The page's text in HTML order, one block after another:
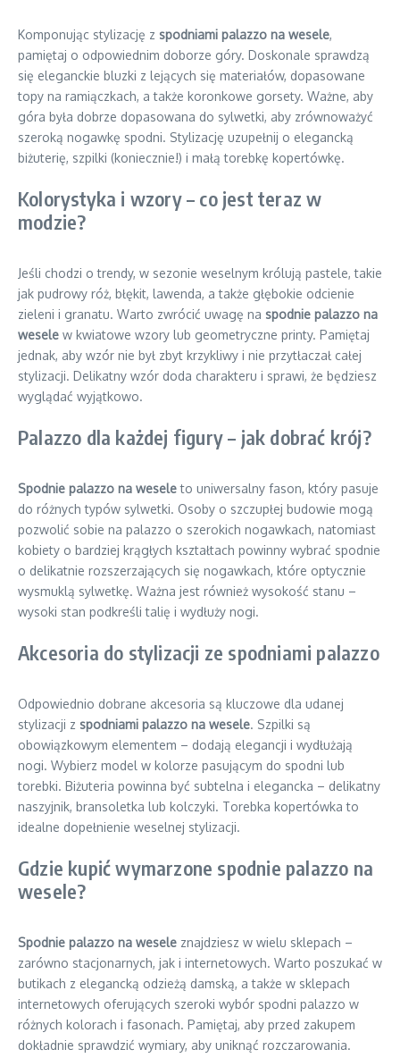
Komponując stylizację z spodniami palazzo na wesele,
pamiętaj o odpowiednim doborze góry. Doskonale sprawdzą
się eleganckie bluzki z lejących się materiałów, dopasowane
topy na ramiączkach, a także koronkowe gorsety. Ważne, aby
góra była dobrze dopasowana do sylwetki, aby zrównoważyć
szeroką nogawkę spodni. Stylizację uzupełnij o elegancką
biżuterię, szpilki (koniecznie!) i małą torebkę kopertówkę.
Kolorystyka i wzory – co jest teraz w
modzie?
Jeśli chodzi o trendy, w sezonie weselnym królują pastele, takie
jak pudrowy róż, błękit, lawenda, a także głębokie odcienie
zieleni i granatu. Warto zwrócić uwagę na spodnie palazzo na
wesele w kwiatowe wzory lub geometryczne printy. Pamiętaj
jednak, aby wzór nie był zbyt krzykliwy i nie przytłaczał całej
stylizacji. Delikatny wzór doda charakteru i sprawi, że będziesz
wyglądać wyjątkowo.
Palazzo dla każdej figury – jak dobrać krój?
Spodnie palazzo na weseleto uniwersalny fason, który pasuje
do różnych typów sylwetki. Osoby o szczupłej budowie mogą
pozwolić sobie na palazzo o szerokich nogawkach, natomiast
kobiety o bardziej krągłych kształtach powinny wybrać spodnie
o delikatnie rozszerzających się nogawkach, które optycznie
wysmuklą sylwetkę. Ważna jest również wysokość stanu –
wysoki stan podkreśli talię i wydłuży nogi.
Akcesoria do stylizacji ze spodniami palazzo
Odpowiednio dobrane akcesoria są kluczowe dla udanej
stylizacji z spodniami palazzo na wesele. Szpilki są
obowiązkowym elementem – dodają elegancji i wydłużają
nogi. Wybierz model w kolorze pasującym do spodni lub
torebki. Biżuteria powinna być subtelna i elegancka – delikatny
naszyjnik, bransoletka lub kolczyki. Torebka kopertówka to
idealne dopełnienie weselnej stylizacji.
Gdzie kupić wymarzone spodnie palazzo na
wesele?
Spodnie palazzo na wesele znajdziesz w wielu sklepach –
zarówno stacjonarnych, jak i internetowych. Warto poszukać w
butikach z elegancką odzieżą damską, a także w sklepach
internetowych oferujących szeroki wybór spodni palazzo w
różnych kolorach i fasonach. Pamiętaj, aby przed zakupem
dokładnie sprawdzić wymiary, aby uniknąć rozczarowania.